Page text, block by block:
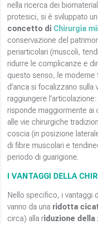
nella ricerca dei
protesici, si è sviluppato
concetto di Chirurgia
conservazione del
periarticolari (muscoli,
ridurre le complicanze e
questo senso, le
d’anca si focalizzano
raggiungere
risponde maggiormente ai
alle vie chirurgiche
coscia (in posizione
di fibre muscolari e
periodo di guarigione.
I VANTAGGI DELLA
Nello specifico, i vantaggi
vanno da una ridotta
circa) alla riduzione